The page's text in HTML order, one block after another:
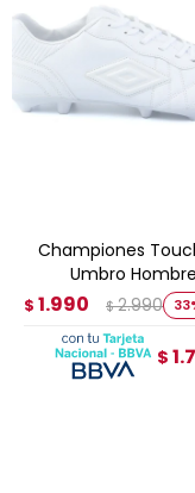
Championes
Umbro Hombre
$ 1.990 $ 2.990 33
$